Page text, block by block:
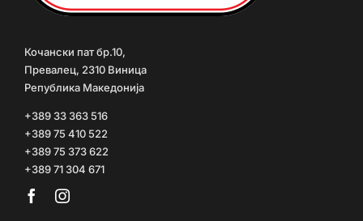
Кочански пат бр.10,
Превалец, 2310 Виница
Република Македонија
+389 33 363 516
+389 75 410 522
+389 75 373 622
+389 71 304 671